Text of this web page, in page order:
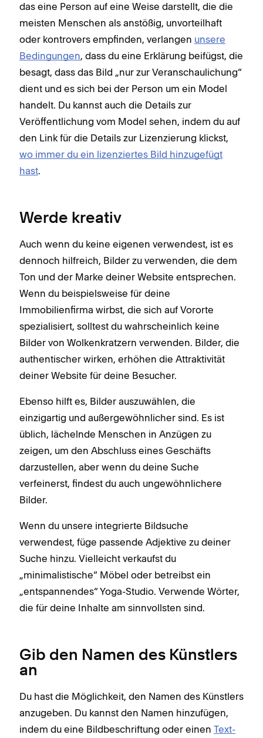
das eine Person auf eine Weise darstellt, die die
meisten Menschen als anstößig, unvorteilhaft
oder kontrovers empfinden, verlangen unsere
Bedingungen, dass du eine Erklärung beifügst, die
besagt, dass das Bild „nur zur Veranschaulichung“
dient und es sich bei der Person um ein Model
handelt. Du kannst auch die Details zur
Veröffentlichung vom Model sehen, indem du auf
den Link für die Details zur Lizenzierung klickst,
wo immer du ein lizenziertes Bild hinzugefügt
hast.
Werde kreativ
Auch wenn du keine eigenen verwendest, ist es
dennoch hilfreich, Bilder zu verwenden, die dem
Ton und der Marke deiner Website entsprechen.
Wenn du beispielsweise für deine
Immobilienfirma wirbst, die sich auf Vororte
spezialisiert, solltest du wahrscheinlich keine
Bilder von Wolkenkratzern verwenden. Bilder, die
authentischer wirken, erhöhen die Attraktivität
deiner Website für deine Besucher.
Ebenso hilft es, Bilder auszuwählen, die
einzigartig und außergewöhnlicher sind. Es ist
üblich, lächelnde Menschen in Anzügen zu
zeigen, um den Abschluss eines Geschäfts
darzustellen, aber wenn du deine Suche
verfeinerst, findest du auch ungewöhnlichere
Bilder.
Wenn du unsere integrierte Bildsuche
verwendest, füge passende Adjektive zu deiner
Suche hinzu. Vielleicht verkaufst du
„minimalistische“ Möbel oder betreibst ein
„entspannendes“ Yoga-Studio. Verwende Wörter,
die für deine Inhalte am sinnvollsten sind.
Gib den Namen des Künstlers
an
Du hast die Möglichkeit, den Namen des Künstlers
anzugeben. Du kannst den Namen hinzufügen,
indem du eine Bildbeschriftung oder einen Text-